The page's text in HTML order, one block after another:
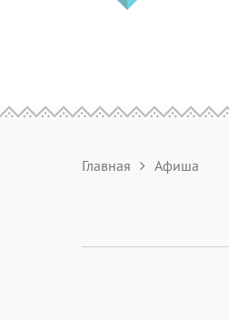
Главная Афиша